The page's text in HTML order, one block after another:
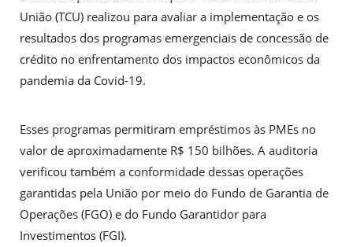
União (TCU) realizou para avaliar a implementação e os
resultados dos programas emergenciais de concessão de
crédito no enfrentamento dos impactos econômicos da
pandemia da Covid-19.
Esses programas permitiram empréstimos às PMEs no
valor de aproximadamente R$ 150 bilhões. A auditoria
verificou também a conformidade dessas operações
garantidas pela União por meio do Fundo de Garantia de
Operações (FGO) e do Fundo Garantidor para
Investimentos (FGI).